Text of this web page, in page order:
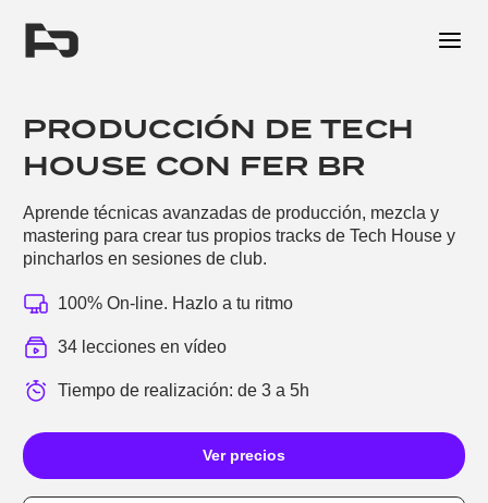
PRODUCCIÓN DE TECH
HOUSE CON FER BR
Aprende técnicas avanzadas de producción, mezcla y
mastering para crear tus propios tracks de Tech House y
pincharlos en sesiones de club.
100% On-line. Hazlo a tu ritmo
34 lecciones en vídeo
Tiempo de realización: de 3 a 5h
Ver precios